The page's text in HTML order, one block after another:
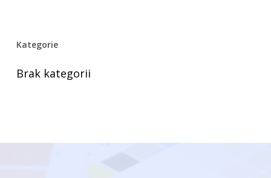
Kategorie
Brak kategorii